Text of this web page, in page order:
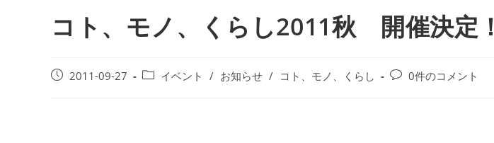
コト、モノ、くらし2011秋 開催決定！
2011-09-27 イベント / お知らせ / コト、モノ、くらし 0件のコメント